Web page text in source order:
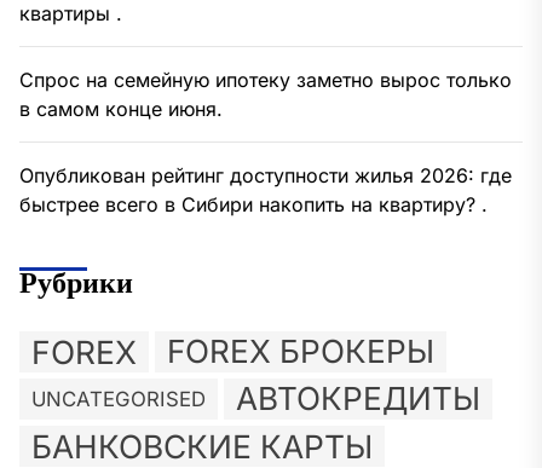
квартиры .
Спрос на семейную ипотеку заметно вырос только
в самом конце июня.
Опубликован рейтинг доступности жилья 2026: где
быстрее всего в Сибири накопить на квартиру? .
Рубрики
FOREX FOREX БРОКЕРЫ
UNCATEGORISED АВТОКРЕДИТЫ
БАНКОВСКИЕ КАРТЫ